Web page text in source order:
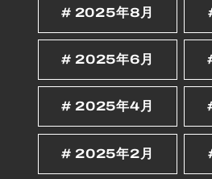
2025年8月
2025年6月
2025年4月
2025年2月